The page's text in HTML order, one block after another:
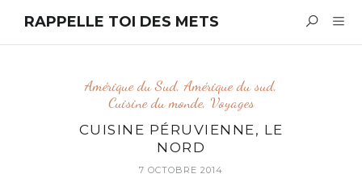
RAPPELLE TOI DES METS
Amérique du Sud, Amérique du sud,
Cuisine du monde, Voyages
CUISINE PÉRUVIENNE, LE
NORD
7 OCTOBRE 2014